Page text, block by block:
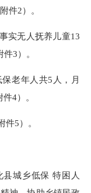
件2）。
事实无人抚养儿童13
件3）。
保老年人共5 人 ， 月
件4）。
件5）。
县城乡低保 特困人